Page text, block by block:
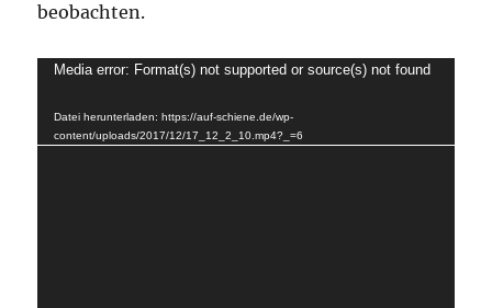
beobachten.
Video-
Media error: Format(s) not supported or source(s) not found
Datei herunterladen: https://auf-schiene.de/wp-
content/uploads/2017/12/17_12_2_10.mp4?_=6